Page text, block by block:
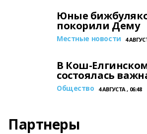
Юные
покорили Дему
Местные новости 4
В Кош-
состоялась
Общество 4 АВГУСТА , 06:48
Партнеры